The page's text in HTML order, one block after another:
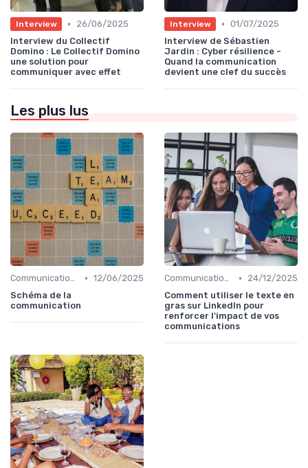
Interview •
26/06/2025
Interview du Collectif
Domino : Le Collectif Domino
une solution pour
communiquer avec effet
Interview • 01/07/2025
Interview de Sébastien
Jardin : Cyber résilience -
Quand la communication
devient une clef du succès
Les plus lus
Communication digitale & omnicanale • 12/06/2025
Schéma de la
communication
Communication digitale & omnicanale •
24/12/2025
Comment utiliser le texte en
gras sur LinkedIn pour
renforcer l'impact de vos
communications